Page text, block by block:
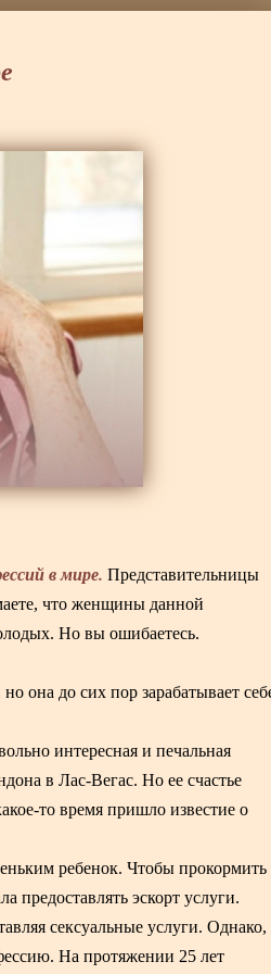
в мире. Представительницы
что женщины данной
Но вы ошибаетесь.
она до сих пор зарабатывает
интересная и печальная
в Лас-Вегас. Но ее счастье
то время пришло известие о
ребенок. Чтобы прокормить
предоставлять эскорт услуги.
сексуальные услуги. Однако,
На протяжении 25 лет